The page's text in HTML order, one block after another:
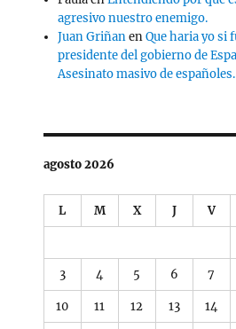
agresivo nuestro enemigo.
Juan GriñanenQue haria yo si
presidente del gobierno de
Asesinato masivo de españoles.
agosto 2026
L M X J V
3 4 5 6 7
10 11 12 13 14